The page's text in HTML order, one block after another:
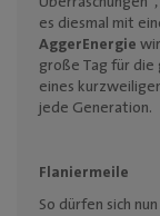
es diesmal mit
AggerEnergie
große Tag für die
eines
jede Generation.
Flaniermeile
So dürfen sich